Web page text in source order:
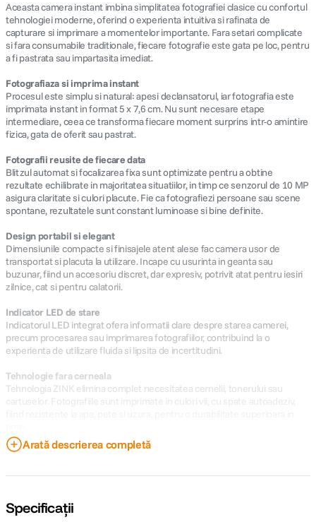
Aceasta camera instant imbina simplitatea fotografiei clasice cu confortul
tehnologiei moderne, oferind o experienta intuitiva si rafinata de
capturare si imprimare a momentelor importante. Fara setari complicate
si fara consumabile traditionale, fiecare fotografie este gata pe loc, pentru
a fi pastrata sau impartasita imediat.
Fotografiaza si imprima instant
Procesul este simplu si natural: apesi declansatorul, iar fotografia este
imprimata instant in format 5 x 7,6 cm. Nu sunt necesare etape
intermediare, ceea ce transforma fiecare moment surprins intr-o amintire
fizica, gata de oferit sau pastrat.
Fotografii reusite de fiecare data
Blitzul automat si focalizarea fixa sunt optimizate pentru a obtine
rezultate echilibrate in majoritatea situatiilor, in timp ce senzorul de 10 MP
asigura claritate si culori placute. Fie ca fotografiezi persoane sau scene
spontane, rezultatele sunt constant luminoase si bine definite.
Design portabil si elegant
Dimensiunile compacte si finisajele atent alese fac camera usor de
transportat si placuta la utilizare. Incape cu usurinta in geanta sau
buzunar, fiind un accesoriu discret, dar expresiv, potrivit atat pentru iesiri
zilnice, cat si pentru calatorii.
Indicator LED de stare
Indicatorul LED integrat ofera informatii clare despre starea camerei,
precum procesarea sau imprimarea fotografiilor, contribuind la o
experienta de utilizare fluida si lipsita de incertitudini.
Tehnologie fara cerneala
Tehnologia ZINK elimina complet necesitatea cernelii, tonerului sau
cartuselor. Fotografiile sunt imprimate in culori vii, cu spate autoadeziv,
Specificatii cheie:
Senzor de imagine:10 MP, pentru fotografii clare si bine definite
luminoase
Tehnologie de imprimare:
Arată descrierea completă
Specificații